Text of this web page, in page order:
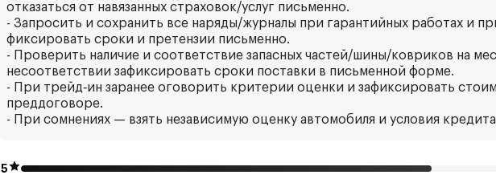
отказаться от навязанных страховок/услуг письменно.
- Запросить и сохранить все наряды/журналы при гарантийных работах и
фиксировать сроки и претензии письменно.
- Проверить наличие и соответствие запасных частей/шины/ковриков на
несоответствии зафиксировать сроки поставки в письменной форме.
- При трейд‑ин заранее оговорить критерии оценки и зафиксировать
преддоговоре.
- При сомнениях — взять независимую оценку автомобиля и условия
5